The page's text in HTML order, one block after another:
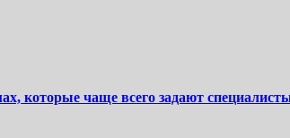
которые чаще всего задают